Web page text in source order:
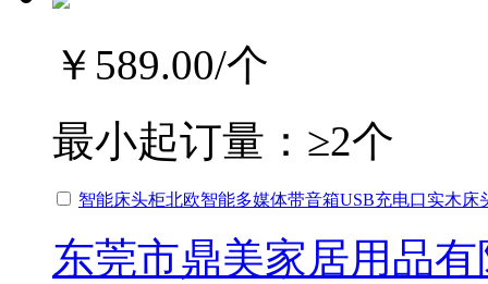
￥589.00/个
最小起订量： ≥2个
智能床头柜北欧智能多媒体带音箱USB充电口实木床
东莞市鼎美家居用品